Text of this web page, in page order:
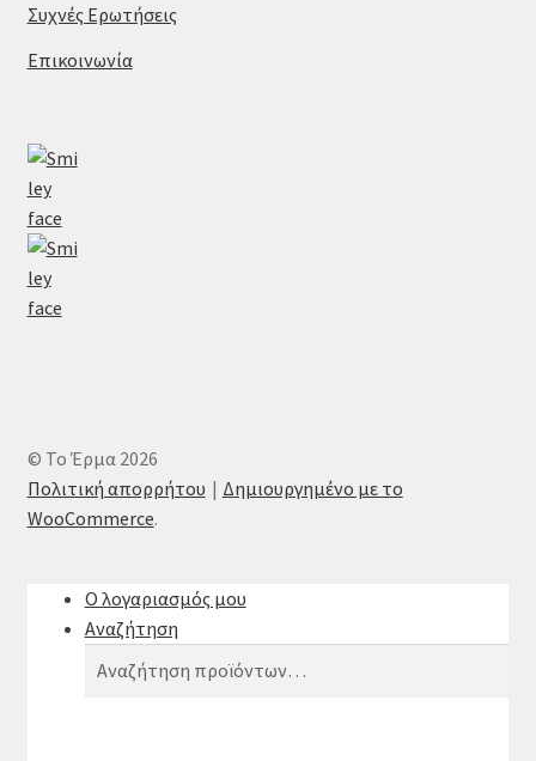
Συχνές Ερωτήσεις
Επικοινωνία
© Το Έρμα 2026
Πολιτική απορρήτου
Δημιουργημένο με το
WooCommerce.
Ο λογαριασμός μου
Αναζήτηση
Αναζήτηση
Αναζήτηση